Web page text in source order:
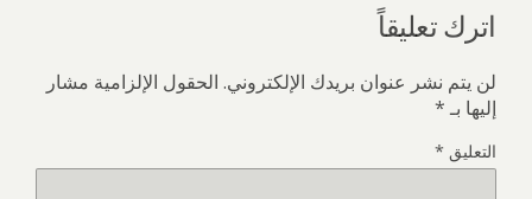
اترك تعليقاً
لن يتم نشر عنوان بريدك الإلكتروني. الحقول الإلزامية مشار
إليها بـ*
التعليق *